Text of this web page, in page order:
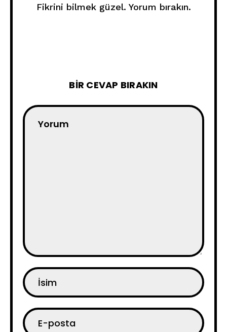
Fikrini bilmek güzel. Yorum bırakın.
BIR CEVAP BIRAKIN